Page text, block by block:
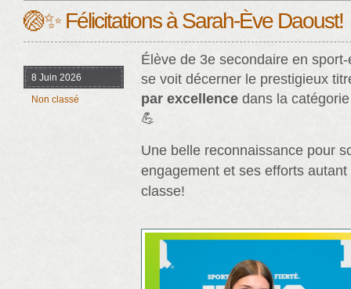
🏐✨ Félicitations à Sarah-Ève Daoust!
8 Juin 2026
Non classé
Élève de 3e secondaire en
se voit décerner le prestigieux
par excellence dans la
💪
Une belle reconnaissance pour
engagement et ses efforts autant
classe!